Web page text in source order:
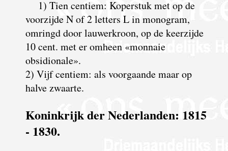
1) Tien centiem: Koperstuk met op de
voorzijde N of 2 letters L in monogram,
omringd door lauwerkroon, op de keerzijde
10 cent. met er omheen «monnaie
obsidionale».
2) Vijf centiem: als voorgaande maar op
halve zwaarte.
Koninkrijk der Nederlanden: 1815
- 1830.